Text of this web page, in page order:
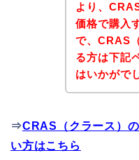
より、
価格で購入
で、CRAS
る方は下記
はいかがで
⇒CRAS（クラース）
い方はこちら